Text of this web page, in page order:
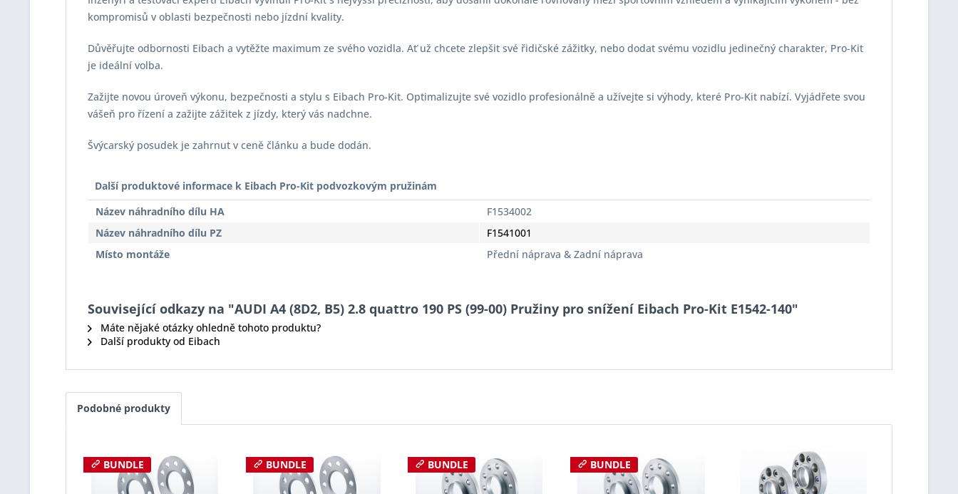
kompromisů v oblasti bezpečnosti nebo jízdní kvality.
Důvěřujte odbornosti Eibach a vytěžte maximum ze svého vozidla. Ať už chcete zlepšit své řidičské zážitky, nebo dodat svému vozidlu jedinečný charakter, Pro-Kit
je ideální volba.
Zažijte novou úroveň výkonu, bezpečnosti a stylu s Eibach Pro-Kit. Optimalizujte své vozidlo profesionálně a užívejte si výhody, které Pro-Kit nabízí. Vyjádřete svou
vášeň pro řízení a zažijte zážitek z jízdy, který vás nadchne.
Švýcarský posudek je zahrnut v ceně článku a bude dodán.
Další produktové informace k Eibach Pro-Kit podvozkovým pružinám
Název náhradního dílu HA
F1534002
Název náhradního dílu PZ
F1541001
Místo montáže
Přední náprava & Zadní náprava
Související odkazy na "AUDI A4 (8D2, B5) 2.8 quattro 190 PS (99-00) Pružiny pro snížení Eibach Pro-Kit E1542-140"
Máte nějaké otázky ohledně tohoto produktu?
Další produkty od Eibach
Podobné produkty
BUNDLE BUNDLE BUNDLE BUNDLE